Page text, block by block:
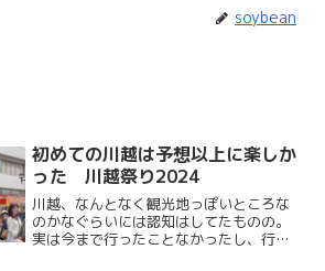
soybean
初めての川越は予想以上に楽しか
った 川越祭り2024
川越、なんとなく観光地っぽいところな
のかなぐらいには認知はしてたものの。
実は今まで行ったことなかったし、行っ